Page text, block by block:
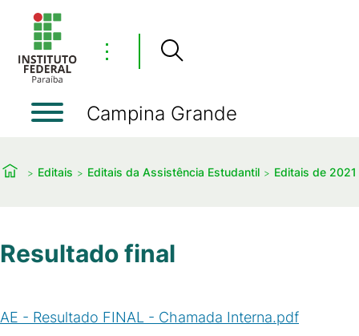
⋮
Campina Grande
Editais Editais da Assistência Estudantil Editais de 2021
Resultado final
AE - Resultado FINAL - Chamada Interna.pdf